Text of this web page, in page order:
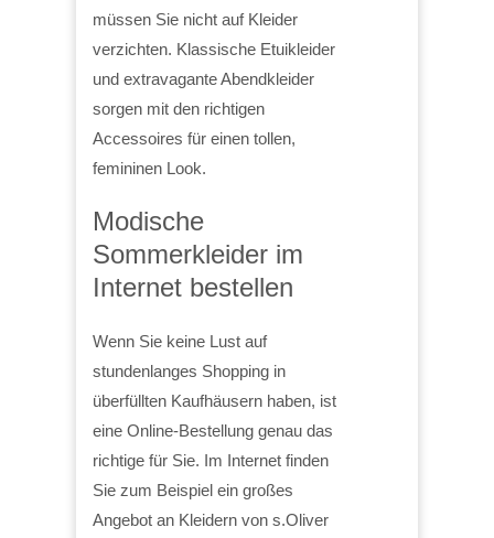
müssen Sie nicht auf Kleider
verzichten. Klassische Etuikleider
und extravagante Abendkleider
sorgen mit den richtigen
Accessoires für einen tollen,
femininen Look.
Modische
Sommerkleider im
Internet bestellen
Wenn Sie keine Lust auf
stundenlanges Shopping in
überfüllten Kaufhäusern haben, ist
eine Online-Bestellung genau das
richtige für Sie. Im Internet finden
Sie zum Beispiel ein großes
Angebot an Kleidern von s.Oliver